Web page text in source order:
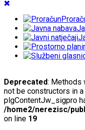
Deprecated: Methods
not be constructors in
plgContentJw_sigpro
/home2/nerezisc/
on line 19